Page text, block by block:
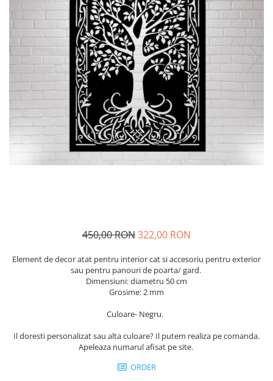
Glisiere / feronerii
Feroneriile PergoLino®
Glisiere din aluminiu
Glisiere compozit HDPE
Accesorii
450,00 RON322,00 RON
Element de decor atat pentru interior cat si accesoriu pentru exterior
sau pentru panouri de poarta/ gard.
Dimensiuni: diametru 50 cm
Grosime: 2 mm
Culoare- Negru.
Il doresti personalizat sau alta culoare? Il putem realiza pe comanda.
Apeleaza numarul afisat pe site.
ORDER